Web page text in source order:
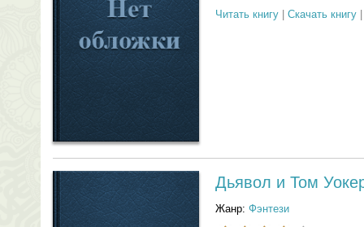
Читать книгу Скачать книгу
Дьявол и Том
Жанр: Фэнтези